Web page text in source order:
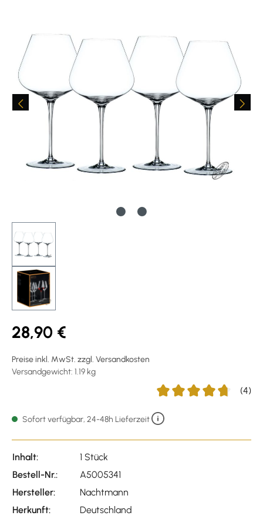
28,90 €
Preise inkl. MwSt. zzgl. Versandkosten
Versandgewicht: 1.19 kg
(4)
Sofort verfügbar, 24-48h Lieferzeit
Inhalt:
1 Stück
Bestell-Nr.:
A5005341
Hersteller:
Nachtmann
Herkunft:
Deutschland